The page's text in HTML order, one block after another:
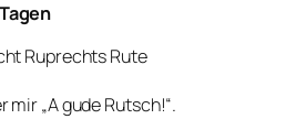
Ruprechts Rute
mir „A gude Rutsch!“.